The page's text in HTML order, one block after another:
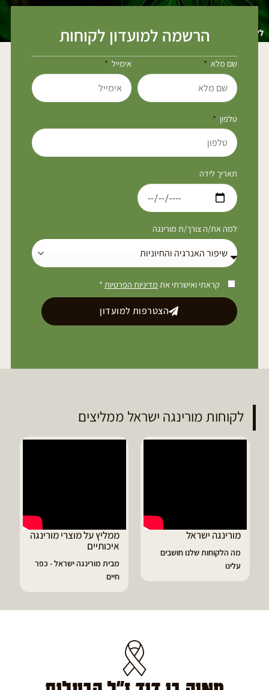
הרשמה למועדון לקוחות
שם מלא אימייל
טלפון
תאריך לידה
למה את/ה צורך/ת מורינגה
קראתי ואישרתי את מדיניות הפרטיות*
הצטרפות למועדון
לקוחות מורינגה ישראל ממליצים
מורינגה ישראל
מה הלקוחות שלנו חושבים
עלינו
ממליץ על מוצרי מורינגה
איכותיים
מבית מורינגה ישראל - כפר
חיים